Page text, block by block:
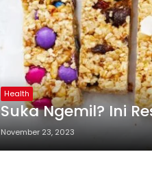
Health
Suka Ngemil? Ini
November 23, 2023